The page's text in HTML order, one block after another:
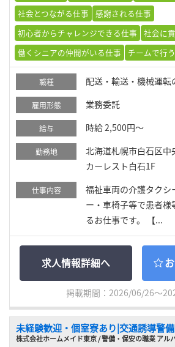
社会とつながる仕事
感謝される仕事
初心者からチャレンジできる仕事
社会に
働くシニアの仲間がいる仕事
チームで行
職種 配送・輸送・機械運転
雇用形態 業務委託
給与 時給 2,500円～
勤務地
北海道札幌市白石区
カーレスト白石1F
仕事内容
福祉車両の介護タクシ
ー・車椅子等で患者
るお仕事です。 【...
求人情報詳細へ
掲載期間：2026/06/26～
未経験歓迎・個室寮あり|交通誘導警
株式会社ホームメイド東京 / 警備・保安の職業 アル